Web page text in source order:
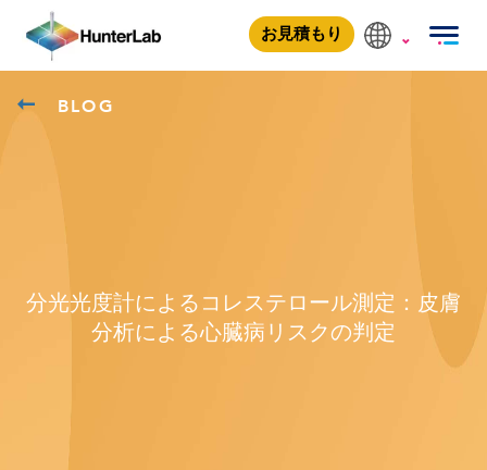
お見積もり
BLOG
分光光度計によるコレステロール測定：皮膚
分析による心臓病リスクの判定